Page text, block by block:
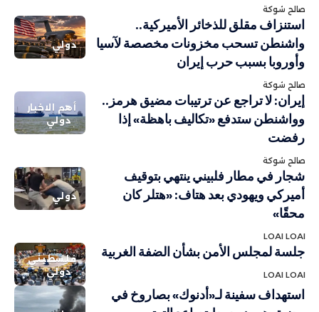
صالح شوكة
دولي
استنزاف مقلق للذخائر الأميركية..
واشنطن تسحب مخزونات مخصصة لآسيا
وأوروبا بسبب حرب إيران
صالح شوكة
أهم الاخبار
دولي
إيران: لا تراجع عن ترتيبات مضيق هرمز..
وواشنطن ستدفع «تكاليف باهظة» إذا
رفضت
صالح شوكة
دولي
شجار في مطار فلبيني ينتهي بتوقيف
أميركي ويهودي بعد هتاف: «هتلر كان
محقًا»
LOAI LOAI
فلسطيني
دولي
جلسة لمجلس الأمن بشأن الضفة الغربية
LOAI LOAI
استهداف سفينة لـ«أدنوك» بصاروخ في